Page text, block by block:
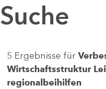
Suche
5 Ergebnisse für
Wirtschaftsstruktur
regionalbeihilfen